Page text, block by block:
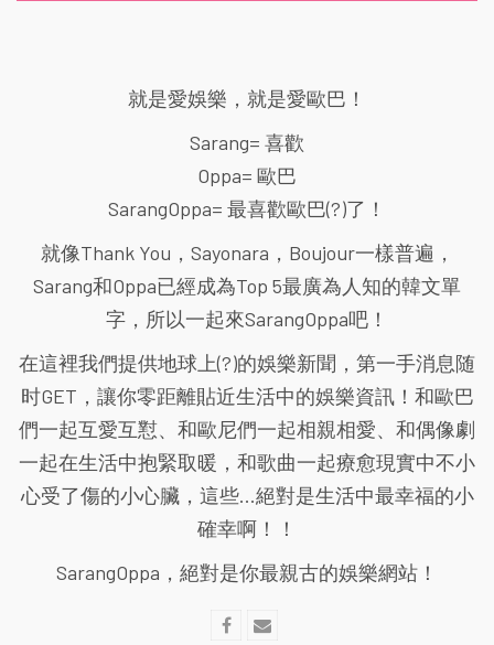
就是愛娛樂，就是愛歐巴！
Sarang= 喜歡
Oppa= 歐巴
SarangOppa= 最喜歡歐巴(?)了！
就像Thank You，Sayonara，Boujour一樣普遍，
Sarang和Oppa已經成為Top 5最廣為人知的韓文單
字，所以一起來SarangOppa吧！
在這裡我們提供地球上(?)的娛樂新聞，第一手消息随
时GET，讓你零距離貼近生活中的娛樂資訊！和歐巴
們一起互愛互懟、和歐尼們一起相親相愛、和偶像劇
一起在生活中抱緊取暖，和歌曲一起療愈現實中不小
心受了傷的小心臟，這些...絕對是生活中最幸福的小
確幸啊！！
SarangOppa，絕對是你最親古的娛樂網站！